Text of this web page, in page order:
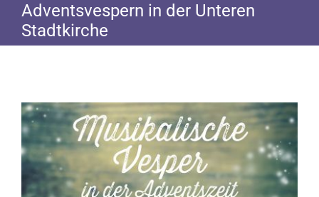
Adventsvespern in der Unteren
Stadtkirche
Zeige
grösseres
Bild